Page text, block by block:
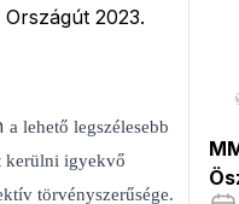
2023.
a lehető legszélesebb
kerülni igyekvő
törvényszerűsége.